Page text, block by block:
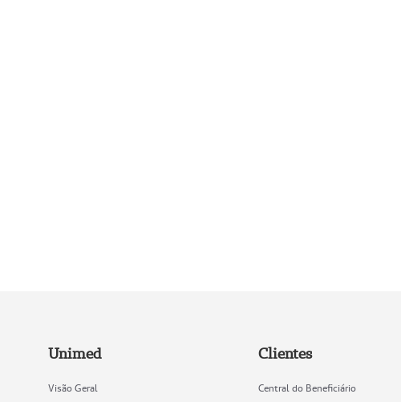
Unimed
Visão Geral
Clientes
Central do Beneficiário